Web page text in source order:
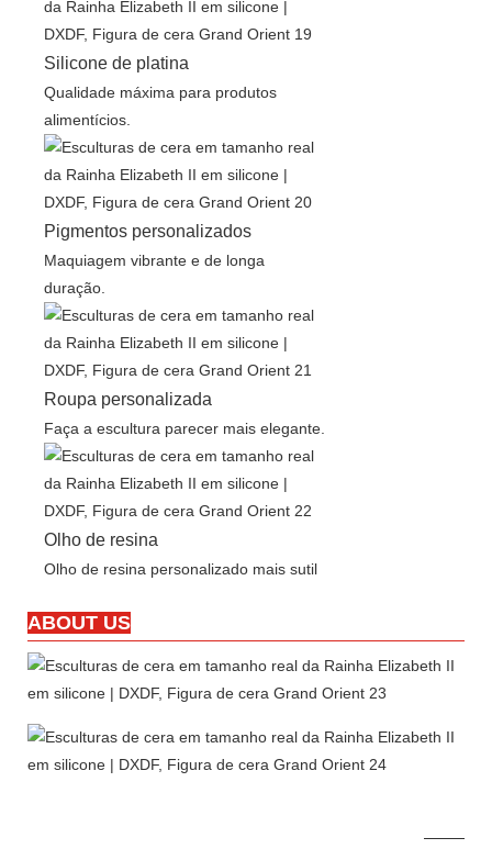
Silicone de platina
Qualidade máxima para produtos
alimentícios.
Pigmentos personalizados
Maquiagem vibrante e de longa
duração.
Roupa personalizada
Faça a escultura parecer mais elegante.
Olho de resina
Olho de resina personalizado mais sutil
ABOUT US